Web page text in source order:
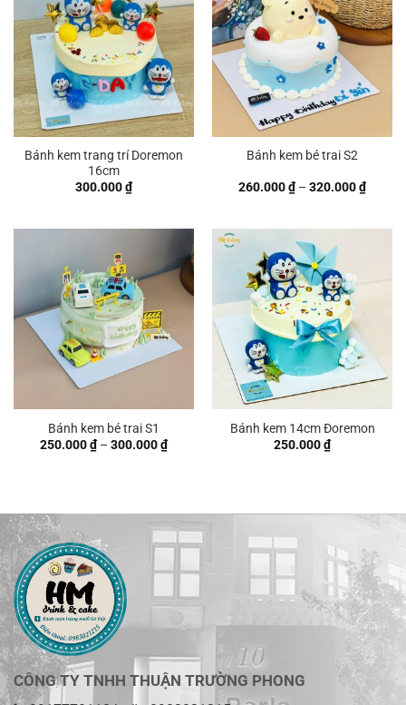
Bánh kem trang trí Doremon
16cm
300.000₫
Bánh kem bé trai S2
260.000₫ – 320.000₫
giá:
đến
Bánh kem bé trai S1
250.000₫ – 300.000₫Khoảng
giá:
Bánh kem 14cm Đoremon
250.000₫
CÔNG TY TNHH THUẬN TRƯỜNG PHONG